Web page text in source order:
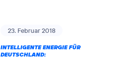
23. Februar 2018
INTELLIGENTE ENERGIE FÜR
DEUTSCHLAND: